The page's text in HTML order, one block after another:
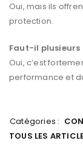
Oui, mais ils
protection.
Faut-il plusieurs
Oui, c’est
performance et
Catégories :
TOUS LES